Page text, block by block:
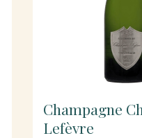
Champagne
Lefèvre